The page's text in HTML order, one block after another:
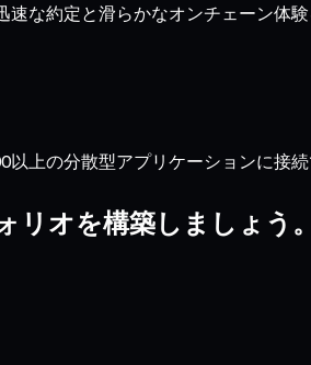
速な約定と滑らかなオンチェーン
以上の分散型アプリケーションに
オを構築しましょう。